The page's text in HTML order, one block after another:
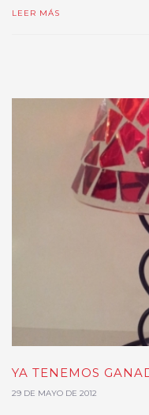
LEER MÁS
YA TENEMOS
29 DE MAYO DE 2012